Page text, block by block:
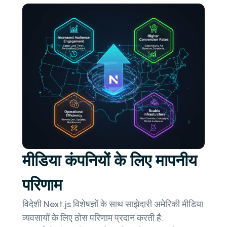
मीडिया कंपनियों के लिए मापनीय
परिणाम
विदेशी Next.js विशेषज्ञों के साथ साझेदारी अमेरिकी मीडिया
व्यवसायों के लिए ठोस परिणाम प्रदान करती है: